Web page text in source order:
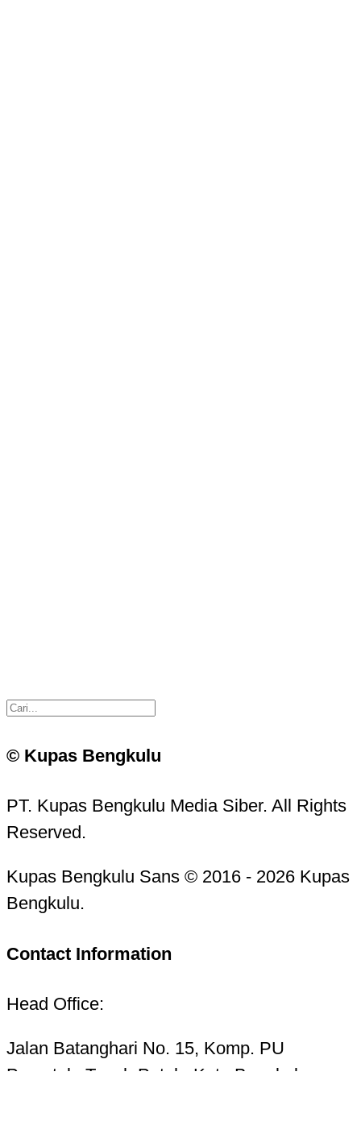
© Kupas Bengkulu
PT. Kupas Bengkulu Media Siber. All Rights
Reserved.
Kupas Bengkulu Sans © 2016 - 2026 Kupas
Bengkulu.
Contact Information
Head Office:
Jalan Batanghari No. 15, Komp. PU
Pracetak, Tanah Patah, Kota Bengkulu